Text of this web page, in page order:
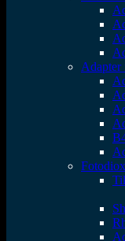
Adapter